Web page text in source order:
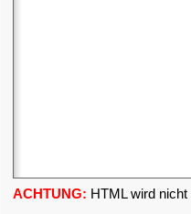
ACHTUNG: HTML wird